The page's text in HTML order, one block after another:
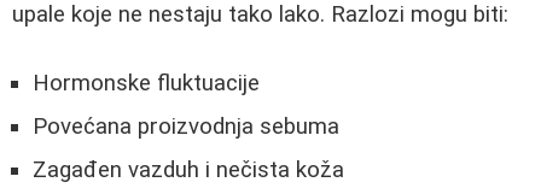
upale koje ne nestaju tako lako. Razlozi mogu biti:
Hormonske fluktuacije
Povećana proizvodnja sebuma
Zagađen vazduh i nečista koža